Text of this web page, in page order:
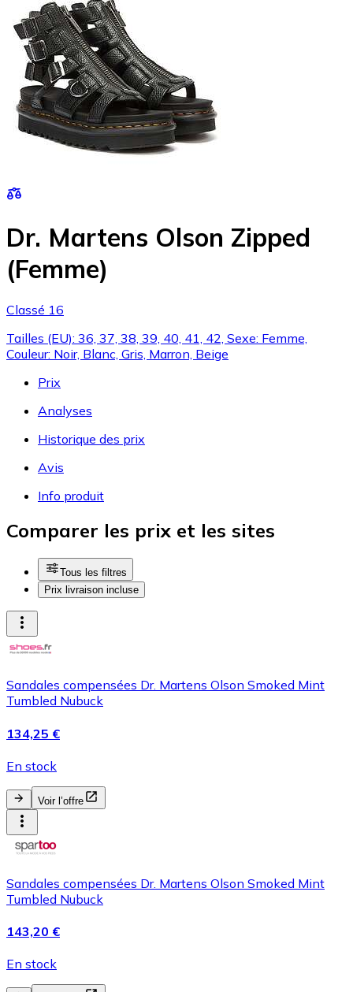
Dr. Martens Olson Zipped
(Femme)
Classé 16
Tailles (EU): 36, 37, 38, 39, 40, 41, 42, Sexe: Femme,
Couleur: Noir, Blanc, Gris, Marron, Beige
Prix
Analyses
Historique des prix
Avis
Info produit
Comparer les prix et les sites
Tous les filtres
Prix livraison incluse
Sandales compensées Dr. Martens Olson Smoked Mint
Tumbled Nubuck
134,25 €
En stock
Voir l’offre
Sandales compensées Dr. Martens Olson Smoked Mint
Tumbled Nubuck
143,20 €
En stock